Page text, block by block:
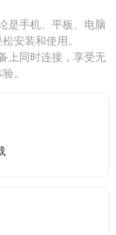
是手机、平板、电脑
安装和使用。
上同时连接，享受无
。